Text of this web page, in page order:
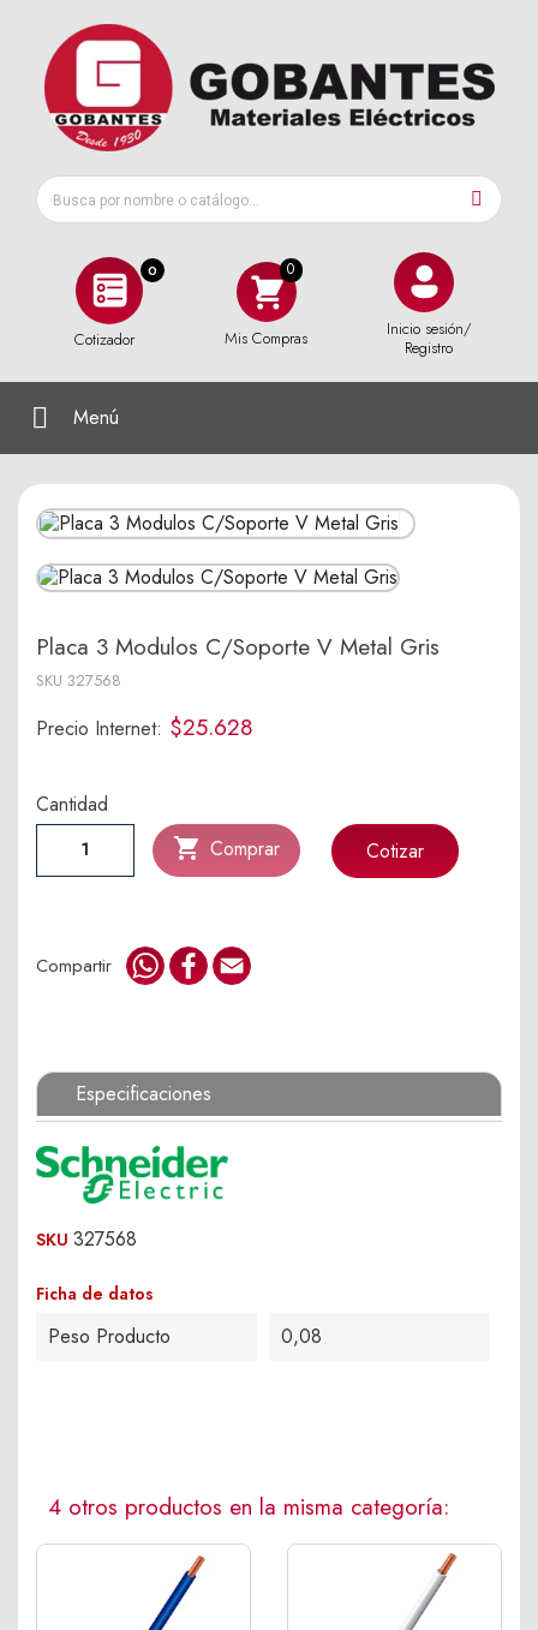
0
Cotizador Mis Compras
Inicio sesión/
Registro
Menú
Placa 3 Modulos C/Soporte V Metal Gris
SKU 327568
Precio Internet: $25.628
Cantidad
 Comprar Cotizar
Compartir WhatsApp
Facebook
Especificaciones
SKU 327568
Ficha de datos
Peso Producto 0,08
4 otros productos en la misma categoría: